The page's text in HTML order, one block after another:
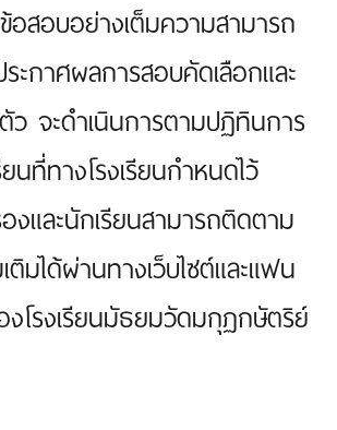
อสอบอย่างเต็มความสามารถ
ะกาศผลการสอบคัดเลือกและ
ว จะดำเนินการตามปฏิทินการ
นที่ทางโรงเรียนกำหนดไว้
งและนักเรียนสามารถติดตาม
ติมได้ผ่านทางเว็บไซต์และแฟน
งโรงเรียนมัธยมวัดมกุฏกษัตริย์